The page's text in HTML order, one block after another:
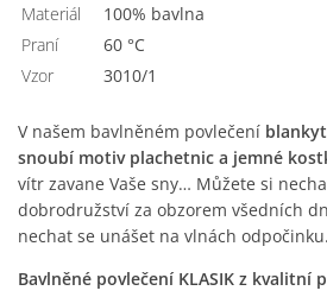
Materiál
100% bavlna
Praní
60 °C
Vzor
3010/1
V našem bavlněném povlečení
snoubí motiv plachetnic a jemné
vítr zavane Vaše sny… Můžete si
dobrodružství za obzorem všedních
nechat se unášet na vlnách odpočinku.
Bavlněné povlečení KLASIK z kvalitní